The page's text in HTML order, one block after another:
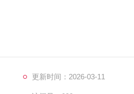
每运行250小时更换一次，并及时注意
更新时间：2026-03-11